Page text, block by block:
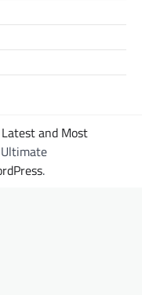
and Most
.